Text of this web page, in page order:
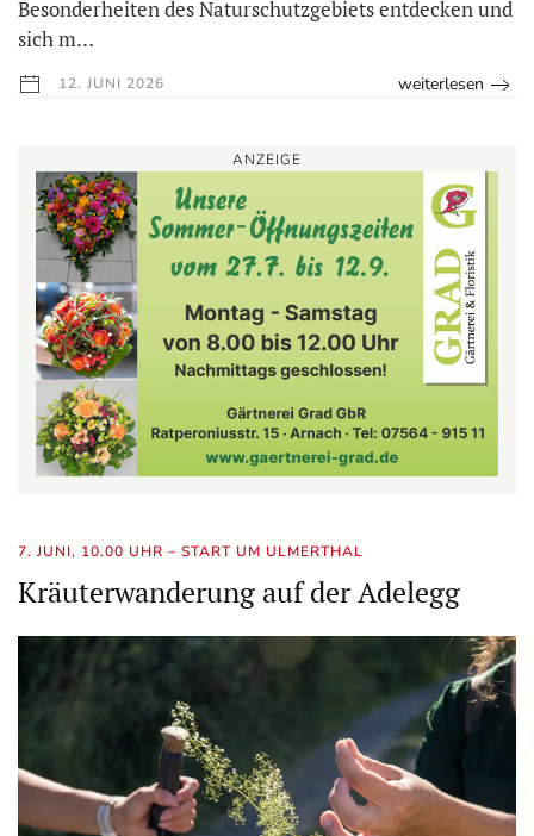
Besonderheiten des Naturschutzgebiets entdecken und
sich m…
12. JUNI 2026 weiterlesen
ANZEIGE
7. JUNI, 10.00 UHR – START UM ULMERTHAL
Kräuterwanderung auf der Adelegg